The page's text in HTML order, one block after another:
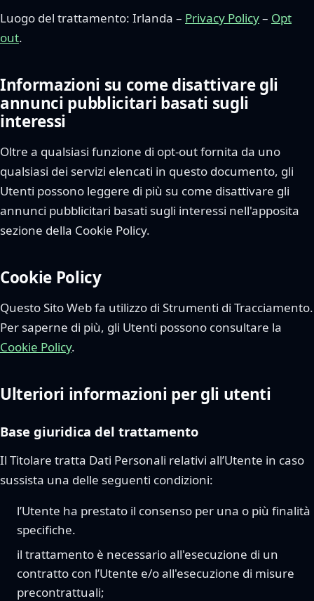
Luogo del trattamento: Irlanda – Privacy Policy– Opt
out.
Informazioni su come disattivare gli
annunci pubblicitari basati sugli
interessi
Oltre a qualsiasi funzione di opt-out fornita da uno
qualsiasi dei servizi elencati in questo documento, gli
Utenti possono leggere di più su come disattivare gli
annunci pubblicitari basati sugli interessi nell'apposita
sezione della Cookie Policy.
Cookie Policy
Questo Sito Web fa utilizzo di Strumenti di Tracciamento.
Per saperne di più, gli Utenti possono consultare la
Cookie Policy.
Ulteriori informazioni per gli utenti
Base giuridica del trattamento
Il Titolare tratta Dati Personali relativi all’Utente in caso
sussista una delle seguenti condizioni:
l’Utente ha prestato il consenso per una o più finalità
specifiche.
il trattamento è necessario all'esecuzione di un
contratto con l’Utente e/o all'esecuzione di misure
precontrattuali;